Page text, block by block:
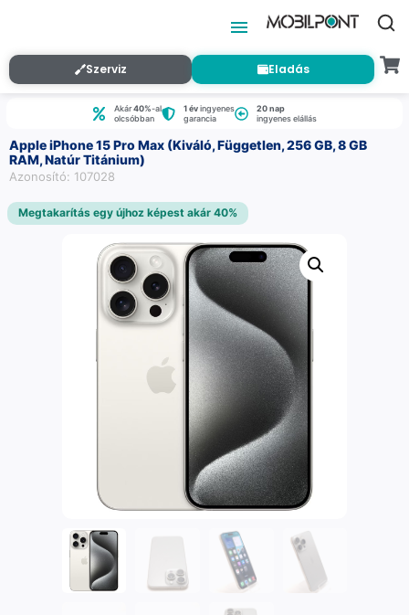
Szerviz Eladás
Akár40%-al
olcsóbban
1 évingyenes
garancia
20 nap
ingyenes elállás
Apple iPhone 15 Pro Max (Kiváló, Független, 256 GB, 8 GB
RAM, Natúr Titánium)
Azonosító: 107028
Megtakarítás egy újhoz képest akár 40%